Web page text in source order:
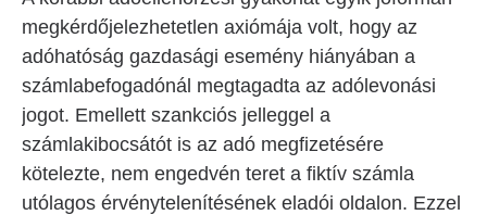
megkérdőjelezhetetlen axiómája volt, hogy az
adóhatóság gazdasági esemény hiányában a
számlabefogadónál megtagadta az adólevonási
jogot. Emellett szankciós jelleggel a
számlakibocsátót is az adó megfizetésére
kötelezte, nem engedvén teret a fiktív számla
utólagos érvénytelenítésének eladói oldalon. Ezzel